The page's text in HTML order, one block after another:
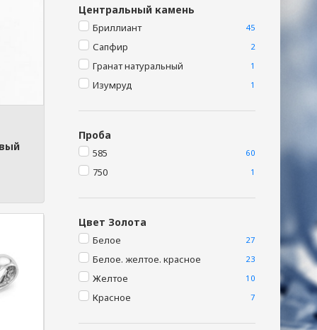
Центральный камень
Бриллиант 45
Сапфир 2
Гранат натуральный 1
Изумруд 1
Проба
585 60
750 1
Цвет Золота
Белое 27
Белое. желтое. красное 23
Желтое 10
Красное 7